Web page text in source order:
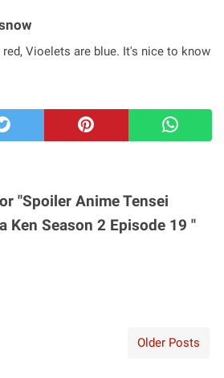
red, Vioelets are blue. It's nice to know
"Spoiler Anime Tensei
Ken Season 2 Episode 19 "
Older Posts